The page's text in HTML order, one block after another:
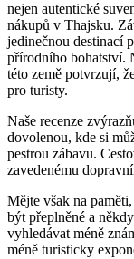
nejen autentické
nákupů v Thajsku.
jedinečnou destinací
přírodního bohatství.
této země potvrzují,
pro turisty.
Naše recenze
dovolenou, kde si
pestrou zábavu.
zavedenému
Mějte však na
být přeplněné a
vyhledávat méně
méně turisticky